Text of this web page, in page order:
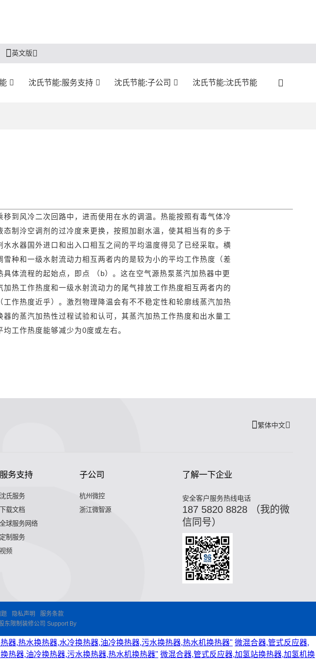
英文版
沈氏节能:服务支持 沈氏节能:子公司 沈氏节能:沈氏节能
移到风冷二次回路中，进而使用在水的调温。热能按照有毒气体冷
态制泠空调剂的过冷度来更换，按照加剧水溫，使其相当有的多于
水水器国外进口和出入口相互之间的平均温度得见了已经采取。横
雪种和一级水射流动力相互两者内的是较为小的平均工作热度（差
具体流程的起始点，即点 （b）。这在空气源热泵蒸汽加热器中更
加热工作热度和一级水射流动力的尾气排放工作热度相互两者内的
工作热度近乎）。激烈物理降温会有不不稳定性和轮廓线蒸汽加热
器的蒸汽加热性过程试验和认可，其蒸汽加热工作热度和出水量工
工作热度能够减少为0度或左右。
繁体中文
服务支持
沈氏服务
下载文档
全球服务网络
定制服务
视频
子公司
杭州微控
浙江微智源
了解一下企业
安全客户服务热线电话
187 5820 8828 （我的微
信同号）
隐私声明
服务条款
东限制装修公司 Support By
器,热水换热器,水冷换热器,油冷换热器,污水换热器,热水机换热器" 微混合器,管式反应器,
热器,油冷换热器,污水换热器,热水机换热器" 微混合器,管式反应器,加氢站换热器,加氢机换